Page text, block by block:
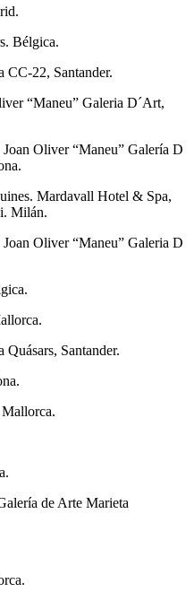
Bélgica.
CC-22, Santander.
“Maneu” Galeria D´Art,
Oliver “Maneu” Galería D
Mardavall Hotel & Spa,
Milán.
Oliver “Maneu” Galeria D
Santander.
de Arte Marieta